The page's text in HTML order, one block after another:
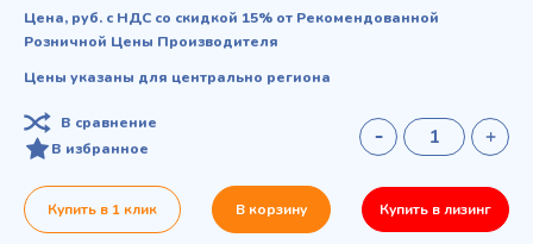
Цена, руб. с НДС со скидкой 15% от Рекомендованной
Розничной Цены Производителя
Цены указаны для центрально региона
В сравнение
В избранное
Купить в 1 клик В корзину Купить в лизинг